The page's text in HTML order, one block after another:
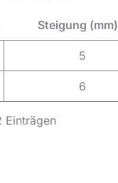
Steigung (mm)
5
6
Einträgen